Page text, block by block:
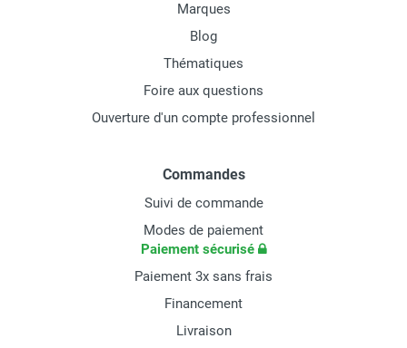
Marques
Blog
Thématiques
Foire aux questions
Ouverture d'un compte professionnel
Commandes
Suivi de commande
Modes de paiement
Paiement sécurisé
Paiement 3x sans frais
Financement
Livraison